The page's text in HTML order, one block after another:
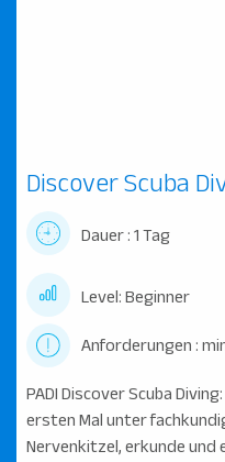
Discover Scuba
Dauer : 1 Tag
Level: Beginner
Anforderungen :
PADI Discover Scuba
ersten Mal unter
Nervenkitzel, erkunde und